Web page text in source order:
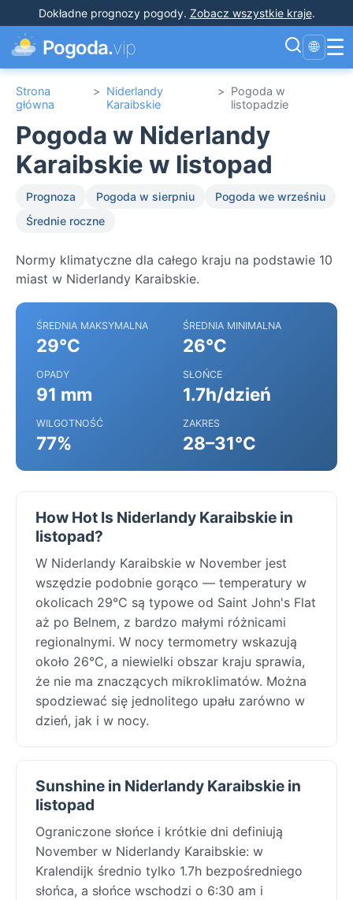
Dokładne prognozy pogody. Zobacz wszystkie kraje.
Pogoda.vip 🌐 ☰
Strona
główna
> Niderlandy
Karaibskie
> Pogoda w
listopadzie
Pogoda w Niderlandy
Karaibskie w listopad
Prognoza Pogoda w sierpniu
Pogoda we wrześniu
Średnie roczne
Normy klimatyczne dla całego kraju na podstawie 10
miast w Niderlandy Karaibskie.
ŚREDNIA MAKSYMALNA
29°C
ŚREDNIA MINIMALNA
26°C
OPADY
91 mm
SŁOŃCE
1.7h/dzień
WILGOTNOŚĆ
77%
ZAKRES
28–31°C
How Hot Is Niderlandy Karaibskie in
listopad?
W Niderlandy Karaibskie w November jest
wszędzie podobnie gorąco — temperatury w
okolicach 29°C są typowe od Saint John's Flat
aż po Belnem, z bardzo małymi różnicami
regionalnymi. W nocy termometry wskazują
około 26°C, a niewielki obszar kraju sprawia,
że nie ma znaczących mikroklimatów. Można
spodziewać się jednolitego upału zarówno w
dzień, jak i w nocy.
Sunshine in Niderlandy Karaibskie in
listopad
Ograniczone słońce i krótkie dni definiują
November w Niderlandy Karaibskie: w
Kralendijk średnio tylko 1.7h bezpośredniego
słońca, a słońce wschodzi o 6:30 am i